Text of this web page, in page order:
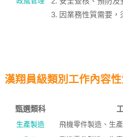
因業務性質需要，
漢翔員級類別工作內容
甄選類科
生產製造
飛機零件製造、生